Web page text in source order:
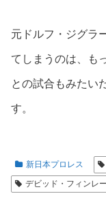
元ドルフ・ジグラ
てしまうのは、も
との試合もみたい
す。
新日本プロレス
デビッド・フィンレー